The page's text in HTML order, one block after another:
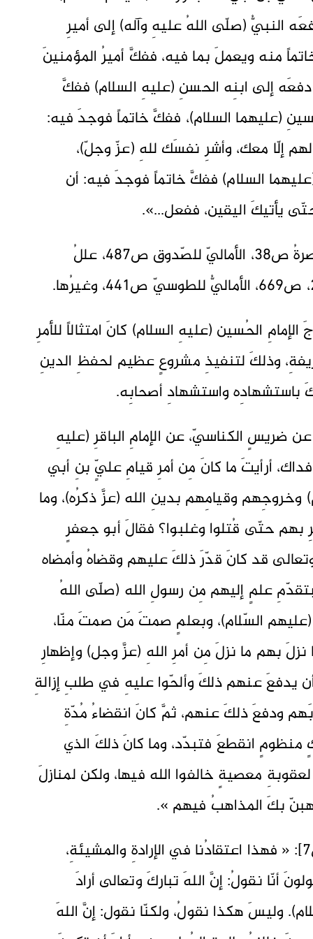
النبيُّ (صلّى اللهُ عليهِ وآله) إلى أميرِ
منه ويعملَ بما فيه، ففكَّ أميرُ المؤمنينَ
إلى ابنِه الحسنِ (عليهِ السلام) ففكَّ
(عليهما السلام)، ففكَّ خاتماً فوجدَ فيه:
إلّا معك، وأشرِ نفسَك للهِ (عزّ وجلّ)،
السلام) ففكَّ خاتماً فوجدَ فيه: أن
يأتيكَ اليقين، ففعل...».
ينظر: الكافي ج1 ص281، الإمامةُ والتبصرةُ ص38، الأماليّ للصّدوق ص487، عللُ
الحُسين (عليهِ السلام) كانَ امتثالاً للأمرِ
وذلكَ لتنفيذِ مشروعٍ عظيم لحفظِ الدينِ
باستشهادِه واستشهادِ أصحابِه.
الكُلينيّ في [الكافي ج1 ص261] عن ضريسٍ الكناسيّ، عن الإمامِ الباقرِ (عليهِ
أرأيتَ ما كانَ مِن أمرِ قيامِ عليٍّ بنِ أبي
وقيامِهم بدينِ الله (عزَّ ذكرُه)، وما
بهم حتّى قُتلوا وغلبوا؟ فقالَ أبو جعفرٍ
وتعالى قد كانَ قدّرَ ذلكَ عليهم وقضاهُ وأمضاه
علمٍ إليهم مِن رسولِ الله (صلّى اللهُ
السّلام)، وبعلمٍ صمتَ مَن صمتَ منّا،
بهم ما نزلَ مِن أمرِ اللهِ (عزَّ وجل) وإظهارِ
يدفعَ عنهم ذلكَ وألحّوا عليهِ في طلبِ إزالةِ
ودفعَ ذلكَ عنهم، ثمَّ كانَ انقضاءُ مُدّةِ
انقطعَ فتبدّد، وما كانَ ذلكَ الذي
معصيةٍ خالفوا الله فيها، ولكن لمنازلَ
بكَ المذاهبُ فيهم ».
قالَ الشيخُ الصدوقُ في [الاعتقاداتِ ص7]: « فهذا اعتقادُنا في الإرادةِ والمشيئةِ،
أنّا نقولُ: إنَّ اللهَ تباركَ وتعالى أرادَ
وليسَ هكذا نقولُ، ولكنّا نقول: إنَّ اللهَ